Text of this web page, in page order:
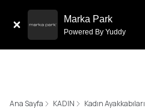
Marka Park
Powered By Yuddy
Ana Sayfa KADIN Kadın Ayakkabıları